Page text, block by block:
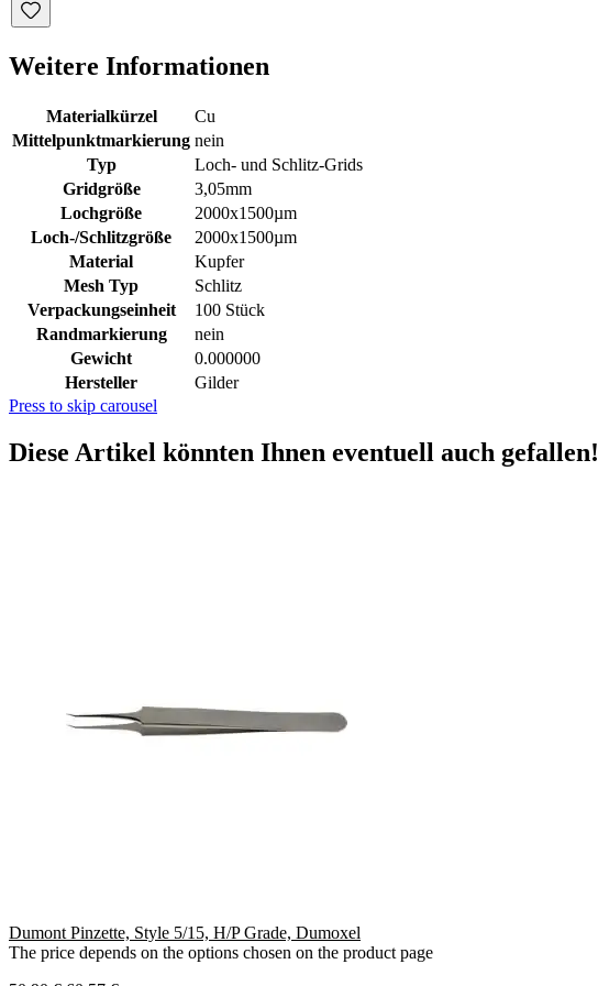
Weitere Informationen
Materialkürzel
Cu
Mittelpunktmarkierung nein
Typ
Loch- und Schlitz-Grids
Gridgröße
3,05mm
Lochgröße
2000x1500µm
Loch-/Schlitzgröße
2000x1500µm
Material
Kupfer
Mesh Typ
Schlitz
Verpackungseinheit
100 Stück
Randmarkierung
nein
Gewicht
0.000000
Hersteller
Gilder
Press to skip carousel
Diese Artikel könnten Ihnen eventuell auch gefallen!
Dumont Pinzette, Style 5/15, H/P Grade, Dumoxel
The price depends on the options chosen on the product page